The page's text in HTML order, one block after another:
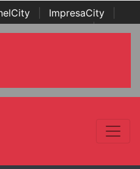
ImpresaCity
Channel Awards | Italian